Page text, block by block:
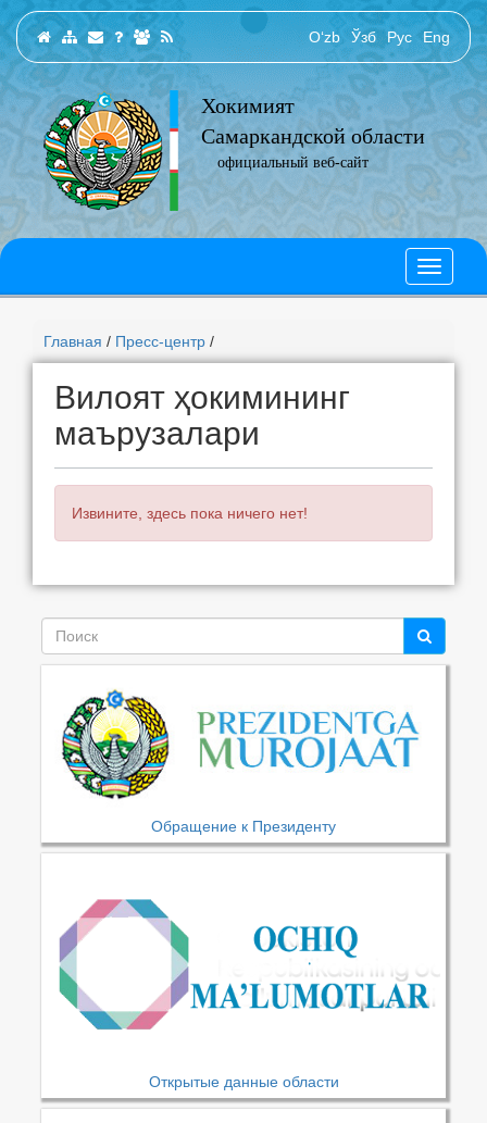
O‘zb Ўзб Рус Eng
Хокимият
Самаркандской области
официальный веб-сайт
Главная / Пресс-центр /
Вилоят ҳокимининг
маърузалари
Извините, здесь пока ничего нет!
Обращение к Президенту
Открытые данные области